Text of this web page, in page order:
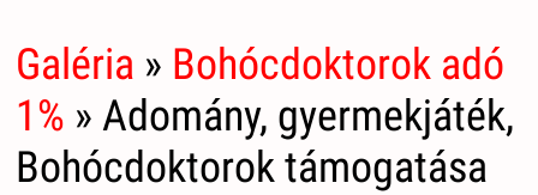
Galéria » Bohócdoktorok adó
1% » Adomány, gyermekjáték,
Bohócdoktorok támogatása